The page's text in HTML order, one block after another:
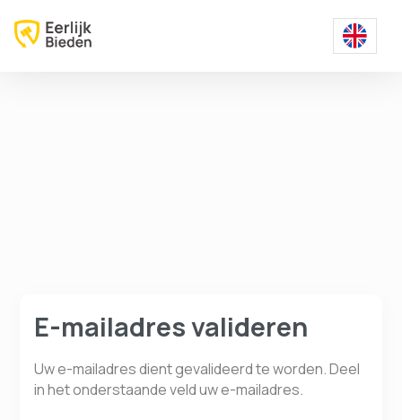
E-mailadres valideren
Uw e-mailadres dient gevalideerd te worden. Deel
in het onderstaande veld uw e-mailadres.